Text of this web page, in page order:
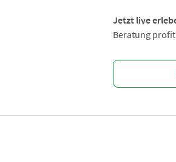
Jetzt live
Beratung